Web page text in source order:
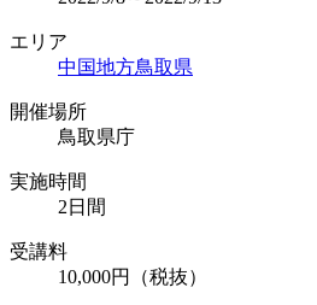
エリア
中国地方鳥取県
開催場所
鳥取県庁
実施時間
2日間
受講料
10,000円（税抜）